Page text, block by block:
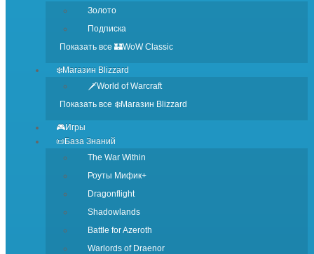
Золото
Подписка
Показать все 🏰WoW Classic
❄️Магазин Blizzard
🗡️World of Warcraft
Показать все ❄️Магазин Blizzard
🎮Игры
📜База Знаний
The War Within
Роуты Мифик+
Dragonflight
Shadowlands
Battle for Azeroth
Warlords of Draenor